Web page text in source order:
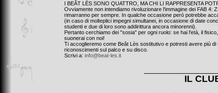
I BEÂT LÈS SONO QUATTRO, MA CHI LI RAPPRESENTA
Ovviamente non intendiamo rivoluzionare l'immagine dei FAB 4:
rimarranno per sempre. In qualche occasione però potrebbe
(in caso di molteplici impegni simultanei, in occasione di date
studenti e due di loro sono addirittura ancora minorenni).
Pertanto cerchiamo dei "sosia" per ogni ruolo: se hai l'età, il
suonerai con noi!
Ti accoglieremo come Beât Lès sostitutivo e potresti avere più
riconoscimenti sul palco e su disco.
Scrivi a: info@beat-les.it
IL